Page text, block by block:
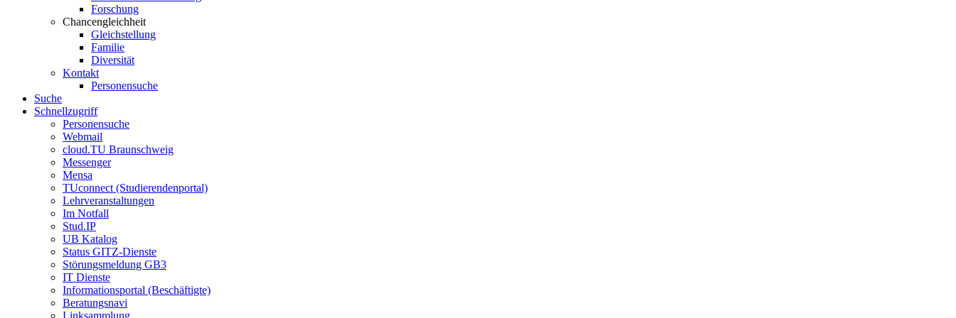
Forschung
Chancengleichheit
Gleichstellung
Familie
Diversität
Kontakt
Personensuche
Suche
Schnellzugriff
Personensuche
Webmail
cloud.TU Braunschweig
Messenger
Mensa
TUconnect (Studierendenportal)
Lehrveranstaltungen
Im Notfall
Stud.IP
UB Katalog
Status GITZ-Dienste
Störungsmeldung GB3
IT Dienste
Informationsportal (Beschäftigte)
Beratungsnavi
Linksammlung